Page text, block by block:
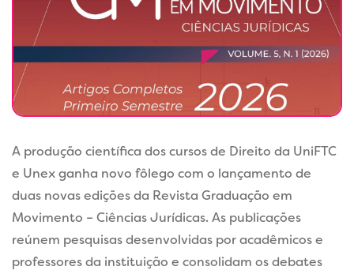
A produção científica dos cursos de Direito da UniFTC
e Unex ganha novo fôlego com o lançamento de
duas novas edições da Revista Graduação em
Movimento – Ciências Jurídicas. As publicações
reúnem pesquisas desenvolvidas por acadêmicos e
professores da instituição e consolidam os debates